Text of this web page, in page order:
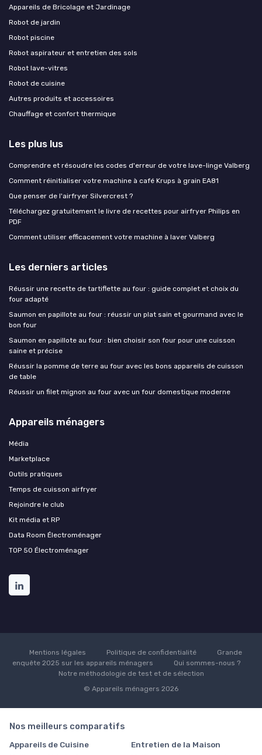
Appareils de Bricolage et Jardinage
Robot de jardin
Robot piscine
Robot aspirateur et entretien des sols
Robot lave-vitres
Robot de cuisine
Autres produits et accessoires
Chauffage et confort thermique
Les plus lus
Comprendre et résoudre les codes d'erreur de votre lave-linge Valberg
Comment réinitialiser votre machine à café Krups à grain EA81
Que penser de l'airfryer Silvercrest ?
Téléchargez gratuitement le livre de recettes pour airfryer Philips en
PDF
Comment utiliser efficacement votre machine à laver Valberg
Les derniers articles
Réussir une recette de tartiflette au four : guide complet et choix du
four adapté
Saumon en papillote au four : réussir un plat sain et gourmand avec le
bon four
Saumon en papillote au four : bien choisir son four pour une cuisson
saine et précise
Réussir la pomme de terre au four avec les bons appareils de cuisson
de table
Réussir un filet mignon au four avec un four domestique moderne
Appareils ménagers
Média
Marketplace
Outils pratiques
Temps de cuisson airfryer
Rejoindre le club
Kit média et RP
Data Room Électroménager
TOP 50 Électroménager
Mentions légales Politique de confidentialité
Grande
enquête 2025 sur les appareils ménagers
Qui sommes-nous ?
Notre méthodologie de test et de sélection
© Appareils ménagers 2026
Nos meilleurs comparatifs
Appareils de Cuisine Entretien de la Maison